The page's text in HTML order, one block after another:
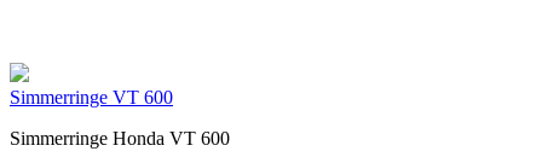
Simmerringe VT 600
Simmerringe Honda VT 600